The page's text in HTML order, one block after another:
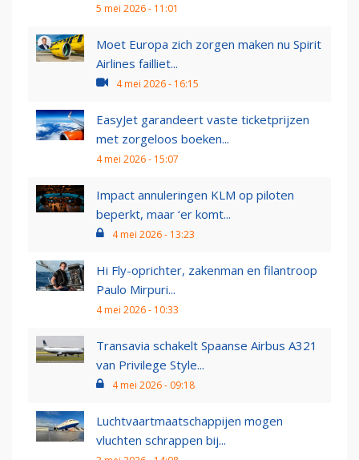
5 mei 2026 - 11:01
Moet Europa zich zorgen maken nu Spirit
Airlines failliet...
4 mei 2026 - 16:15
EasyJet garandeert vaste ticketprijzen
met zorgeloos boeken...
4 mei 2026 - 15:07
Impact annuleringen KLM op piloten
beperkt, maar ‘er komt...
4 mei 2026 - 13:23
Hi Fly-oprichter, zakenman en filantroop
Paulo Mirpuri...
4 mei 2026 - 10:33
Transavia schakelt Spaanse Airbus A321
van Privilege Style...
4 mei 2026 - 09:18
Luchtvaartmaatschappijen mogen
vluchten schrappen bij...